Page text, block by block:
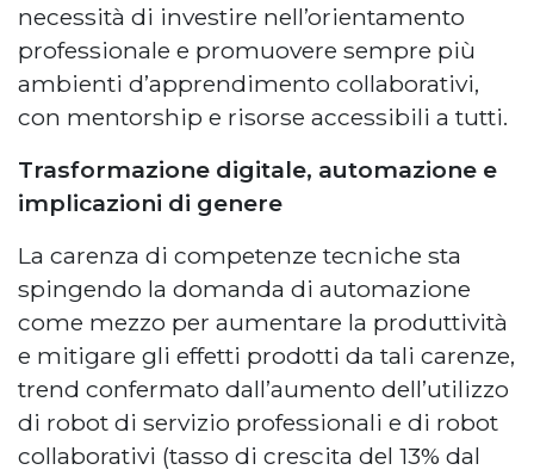
necessità di investire nell’orientamento
professionale e promuovere sempre più
ambienti d’apprendimento collaborativi,
con mentorship e risorse accessibili a tutti.
Trasformazione digitale, automazione e
implicazioni di genere
La carenza di competenze tecniche sta
spingendo la domanda di automazione
come mezzo per aumentare la produttività
e mitigare gli effetti prodotti da tali carenze,
trend confermato dall’aumento dell’utilizzo
di robot di servizio professionali e di robot
collaborativi (tasso di crescita del 13% dal